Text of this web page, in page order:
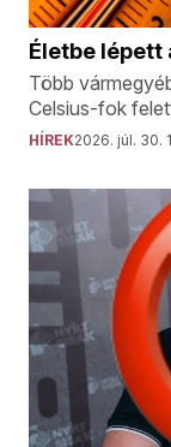
Életbe lépett
Több
Celsius-fok
HÍREK2026. júl. 30.